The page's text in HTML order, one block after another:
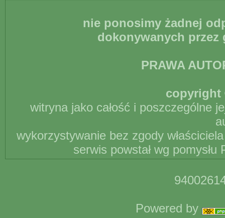
nie ponosimy żadnej
dokonywanych
PRAWA
copyright
witryna jako całość i poszczególne
wykorzystywanie bez zgody
serwis powstał wg
Powered by